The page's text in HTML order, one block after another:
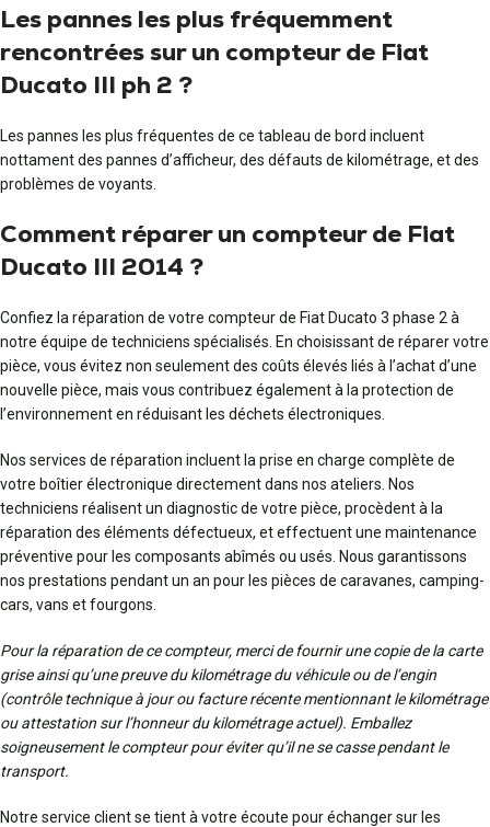
Les pannes les plus fréquemment
rencontrées sur un compteur de Fiat
Ducato III ph 2 ?
Les pannes les plus fréquentes de ce tableau de bord incluent
nottament des pannes d’afficheur, des défauts de kilométrage, et des
problèmes de voyants.
Comment réparer un compteur de Fiat
Ducato III 2014 ?
Confiez la réparation de votre compteur de Fiat Ducato 3 phase 2 à
notre équipe de techniciens spécialisés. En choisissant de réparer votre
pièce, vous évitez non seulement des coûts élevés liés à l’achat d’une
nouvelle pièce, mais vous contribuez également à la protection de
l’environnement en réduisant les déchets électroniques.
Nos services de réparation incluent la prise en charge complète de
votre boîtier électronique directement dans nos ateliers. Nos
techniciens réalisent un diagnostic de votre pièce, procèdent à la
réparation des éléments défectueux, et effectuent une maintenance
préventive pour les composants abîmés ou usés. Nous garantissons
nos prestations pendant un an pour les pièces de caravanes, camping-
cars, vans et fourgons.
Pour la réparation de ce compteur, merci de fournir une copie de la carte
grise ainsi qu’une preuve du kilométrage du véhicule ou de l’engin
(contrôle technique à jour ou facture récente mentionnant le kilométrage
ou attestation sur l’honneur du kilométrage actuel). Emballez
soigneusement le compteur pour éviter qu’il ne se casse pendant le
transport.
Notre service client se tient à votre écoute pour échanger sur les